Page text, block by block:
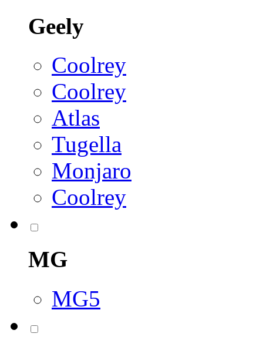
Geely
Coolrey
Coolrey
Atlas
Tugella
Monjaro
Coolrey
MG
MG5